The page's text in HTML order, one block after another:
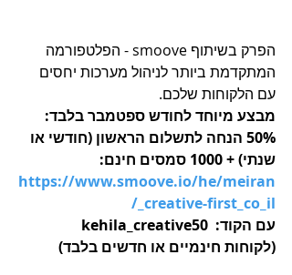
הפרק בשיתוף smoove - הפלטפורמה
המתקדמת ביותר לניהול מערכות יחסים
עם הלקוחות שלכם.
מבצע מיוחד לחודש ספטמבר בלבד:
50% הנחה לתשלום הראשון (חודשי או
שנתי) + 1000 סמסים חינם:
https://www.smoove.io/he/meiran
_creative-first_co_il/
עם הקוד:  kehila_creative50
(לקוחות חינמיים או חדשים בלבד)